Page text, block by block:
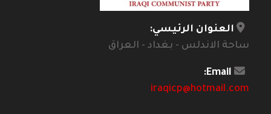
العنوان الرئيسي:
ساحة الاندلس - بغداد - العراق
Email:
iraqicp@hotmail.com